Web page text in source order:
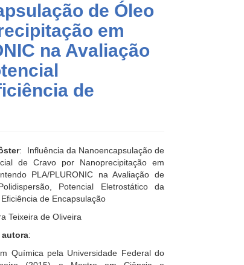
de Óleo
em
na Avaliação
de
: Influência da Nanoencapsulação de
de Cravo por Nanoprecipitação em
PLA/PLURONIC na Avaliação de
Potencial Eletrostático da
de Encapsulação
Teixeira de Oliveira
autora:
Química pela Universidade Federal do